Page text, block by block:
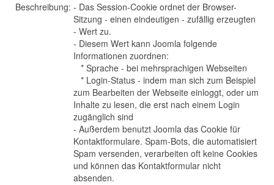
Beschreibung: - Das Session-Cookie ordnet der Browser-
Sitzung - einen eindeutigen - zufällig erzeugten
- Wert zu.
- Diesem Wert kann Joomla folgende
Informationen zuordnen:
* Sprache - bei mehrsprachigen Webseiten
* Login-Status - indem man sich zum Beispiel
zum Bearbeiten der Webseite einloggt, oder um
Inhalte zu lesen, die erst nach einem Login
zugänglich sind
- Außerdem benutzt Joomla das Cookie für
Kontaktformulare. Spam-Bots, die automatisiert
Spam versenden, verarbeiten oft keine Cookies
und können das Kontaktformular nicht
absenden.